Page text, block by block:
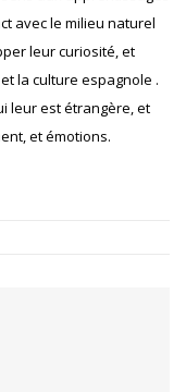
avec le milieu naturel
leur curiosité, et
la culture espagnole .
leur est étrangère, et
et émotions.